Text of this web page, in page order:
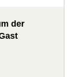
der